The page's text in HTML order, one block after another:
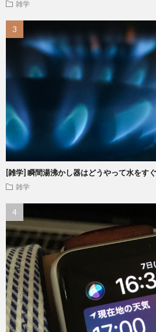
雑学
[雑学] 瞬間湯沸かし器はどうやって水をす
雑学